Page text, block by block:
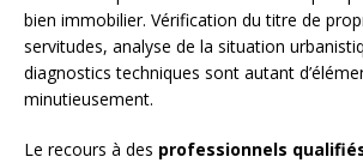
bien immobilier. Vérification du titre de
servitudes, analyse de la situation
diagnostics techniques sont autant
minutieusement.
Le recours à des professionnels